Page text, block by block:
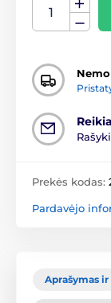
Prekės kodas:
Pardavėjo
Aprašymas